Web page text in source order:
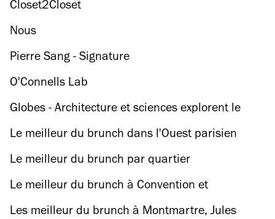
Closet2Closet
Nous
Pierre Sang - Signature
O'Connells Lab
Globes - Architecture et sciences explorent le
monde
Le meilleur du brunch dans l'Ouest parisien
Le meilleur du brunch par quartier
Le meilleur du brunch à Convention et
Commerce
Les meilleur du brunch à Montmartre, Jules